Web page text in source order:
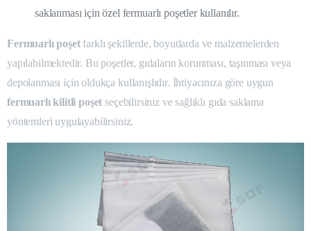
saklanması için özel fermuarlı poşetler kullanılır.
Fermuarlı poşetfarklı şekillerde, boyutlarda ve malzemelerden
yapılabilmektedir. Bu poşetler, gıdaların korunması, taşınması veya
depolanması için oldukça kullanışlıdır. İhtiyacınıza göre uygun
fermuarlı kilitli poşet seçebilirsiniz ve sağlıklı gıda saklama
yöntemleri uygulayabilirsiniz.